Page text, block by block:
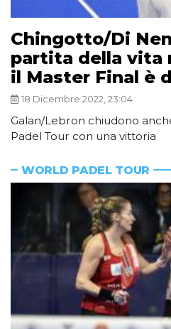
Chingotto/Di
partita della vita
il Master Final è
18 Dicembre 2022, 23:04
Galan/Lebron chiudono
Padel Tour con una vittoria
WORLD PADEL TOUR